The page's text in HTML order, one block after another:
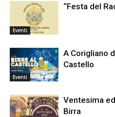
Eventi
“Festa del
Eventi
A Corigliano
Castello
Ventesima
Birra